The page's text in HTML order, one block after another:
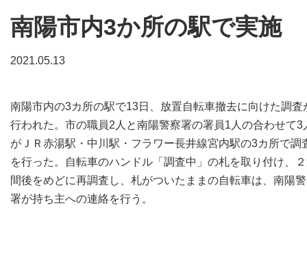
採用情報
お問い合わせ
お申し込み
〒041-0801
北海道函館市桔梗町379-31
0138-34-2525
営業時間 9:00～18:00
〒950-1189
新潟県新潟市西区山田2310-39
025-210-1200
営業時間 9:00～18:00
南陽市内3か所の駅で実施
2021.05.13
南陽市内の3カ所の駅で13日、放置自転車撤去に向けた調査
行われた。市の職員2人と南陽警察署の署員1人の合わせて3
がＪＲ赤湯駅・中川駅・フラワー長井線宮内駅の3カ所で調
を行った。自転車のハンドル「調査中」の札を取り付け、
間後をめどに再調査し、札がついたままの自転車は、南陽
署が持ち主への連絡を行う。